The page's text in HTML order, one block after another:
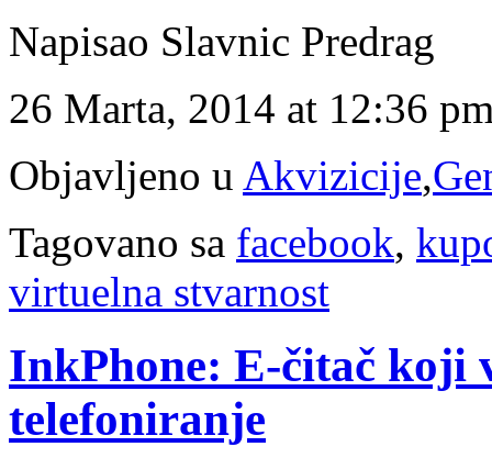
Napisao Slavnic Predrag
26 Marta, 2014 at 12:36
Objavljeno u Akvizicije,
Tagovano sa facebook,
virtuelna stvarnost
InkPhone: E-čitač koji
telefoniranje